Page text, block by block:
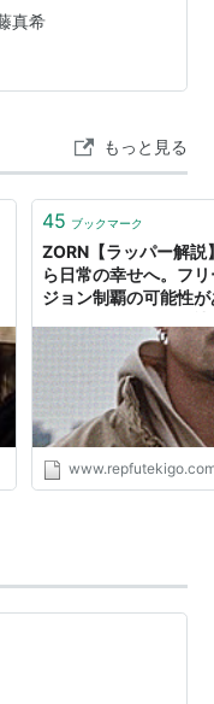
。 2026 Round 13
「SAD SONG」は
ッテQ！」に出演
真希
もっと見る
45 ブックマーク
ZORN【ラッパー解説
ら日常の幸せへ。フ
ジョン制覇の可能性